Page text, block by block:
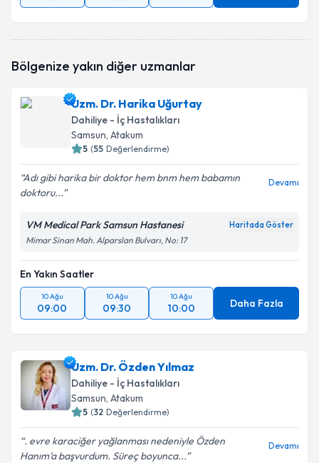
Bölgenize yakın diğer uzmanlar
Uzm. Dr. Harika Uğurtay
Dahiliye - İç Hastalıkları
Samsun, Atakum
5 (55 Değerlendirme)
Adı gibi harika bir doktor hem bnm hem babamın
doktoru...
Devamı
VM Medical Park Samsun Hastanesi Haritada Göster
Mimar Sinan Mah. Alparslan Bulvarı, No: 17
En Yakın Saatler
10 Ağu
09:00
10 Ağu
09:30
10 Ağu
10:00 Daha Fazla
Uzm. Dr. Özden Yılmaz
Dahiliye - İç Hastalıkları
Samsun, Atakum
5 (32 Değerlendirme)
. evre karaciğer yağlanması nedeniyle Özden
Hanım’a başvurdum. Süreç boyunca...
Devamı